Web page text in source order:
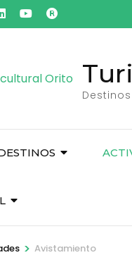
> Avistamiento